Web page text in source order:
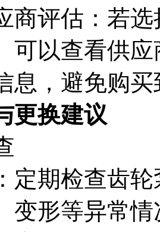
商评估：若
可以查看供
息，避免购
更换建议
定期检查齿
变形等异常